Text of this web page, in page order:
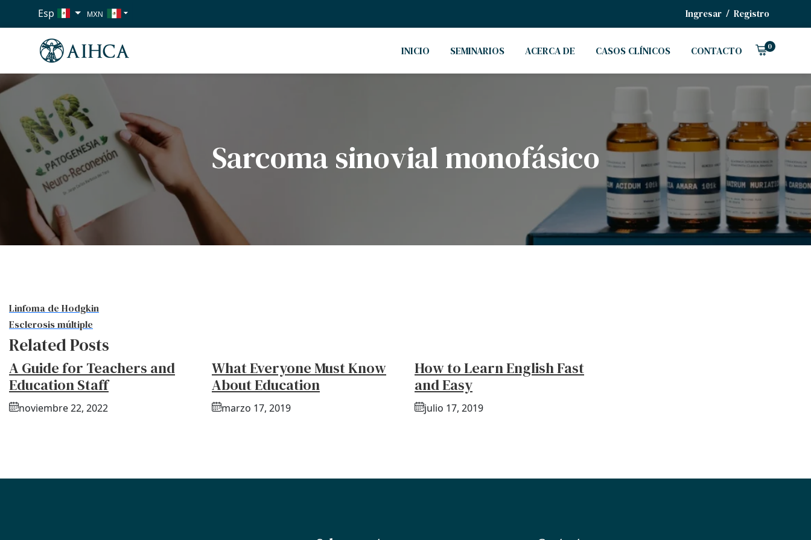
Esp MXN
EUR
Ingresar / Registro
INICIO SEMINARIOS ACERCA DE CASOS CLÍNICOS CONTACTO 0
Sarcoma sinovial monofásico
Linfoma de Hodgkin
Esclerosis múltiple
Related Posts
A Guide for Teachers and
Education Staff
noviembre 22, 2022
What Everyone Must Know
About Education
marzo 17, 2019
How to Learn English Fast
and Easy
julio 17, 2019